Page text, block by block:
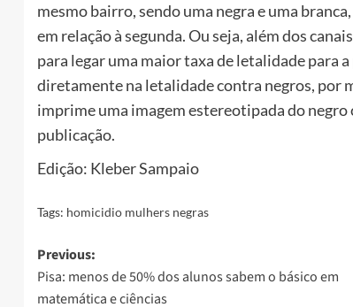
mesmo bairro, sendo uma negra e uma
em relação à segunda. Ou seja, além dos
para legar uma maior taxa de letalidade para
diretamente na letalidade contra negros, por
imprime uma imagem estereotipada do negro
publicação.
Edição: Kleber Sampaio
Tags: homicidio mulhers negras
Post
navigation
Previous:
Pisa: menos de 50% dos alunos sabem o básico em
matemática e ciências